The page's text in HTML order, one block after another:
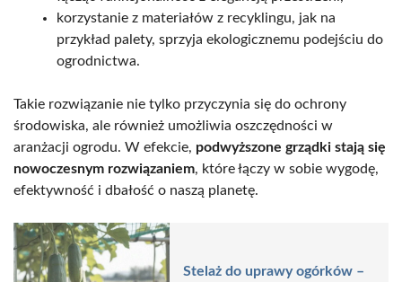
korzystanie z materiałów z recyklingu, jak na
przykład palety, sprzyja ekologicznemu podejściu do
ogrodnictwa.
Takie rozwiązanie nie tylko przyczynia się do ochrony
środowiska, ale również umożliwia oszczędności w
aranżacji ogrodu. W efekcie, podwyższone grządki stają się
nowoczesnym rozwiązaniem, które łączy w sobie wygodę,
efektywność i dbałość o naszą planetę.
Stelaż do uprawy ogórków –